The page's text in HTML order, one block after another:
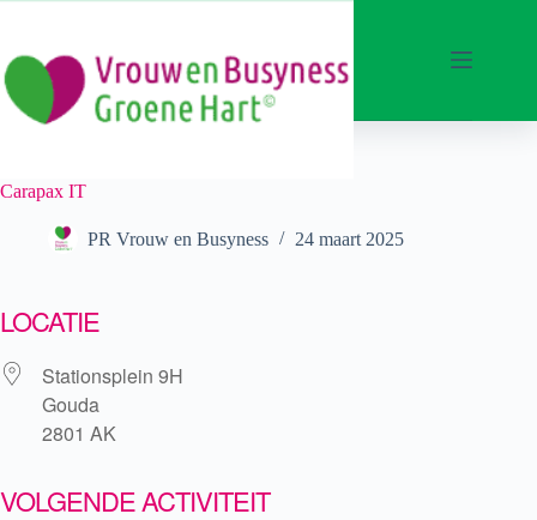
de
inhoud
Carapax IT
PR Vrouw en Busyness 24 maart 2025
LOCATIE
Stationsplein 9H
Gouda
2801 AK
VOLGENDE ACTIVITEIT